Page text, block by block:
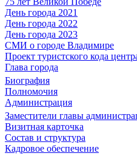
День города 2021
День города 2022
День города 2023
СМИ о городе Владимире
Проект туристского кода
Глава города
Биография
Полномочия
Администрация
Заместители главы
Визитная карточка
Состав и структура
Кадровое обеспечение